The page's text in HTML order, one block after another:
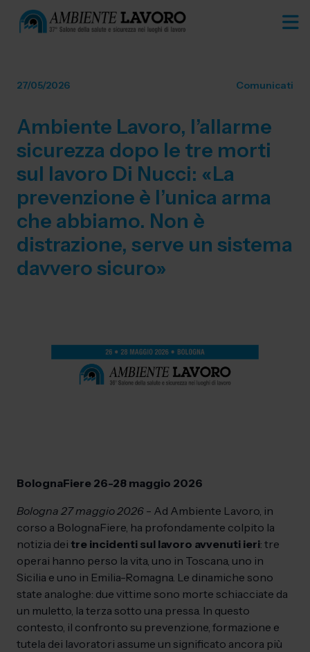
27/05/2026 Comunicati
Ambiente Lavoro, l’allarme
sicurezza dopo le tre morti
sul lavoro Di Nucci: «La
prevenzione è l’unica arma
che abbiamo. Non è
distrazione, serve un sistema
davvero sicuro»
BolognaFiere 26-28 maggio 2026
Bologna 27 maggio 2026 - Ad Ambiente Lavoro, in
corso a BolognaFiere, ha profondamente colpito la
notizia dei tre incidenti sul lavoro avvenuti ieri: tre
operai hanno perso la vita, uno in Toscana, uno in
Sicilia e uno in Emilia-Romagna. Le dinamiche sono
state analoghe: due vittime sono morte schiacciate da
un muletto, la terza sotto una pressa. In questo
contesto, il confronto su prevenzione, formazione e
tutela dei lavoratori assume un significato ancora più